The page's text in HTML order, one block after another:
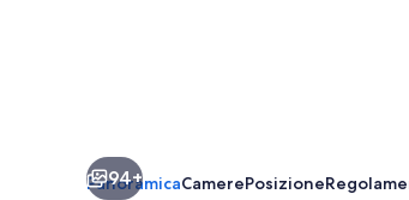
94+
PanoramicaCamerePosizione